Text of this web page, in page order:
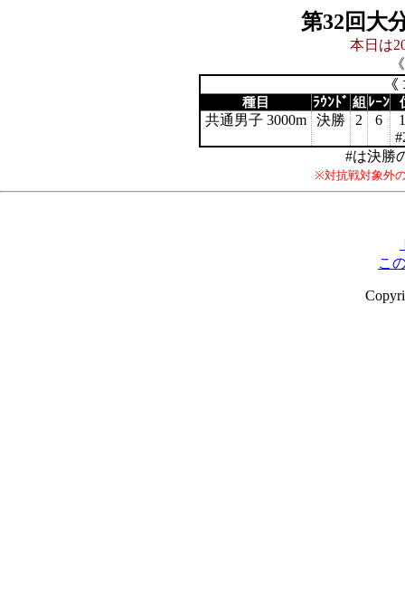
第32回大
本日は
種目 ﾗｳﾝﾄﾞ 組 ﾚｰﾝ
共通男子 3000m 決勝 2 6
#は決勝
※対抗戦対象外
こ